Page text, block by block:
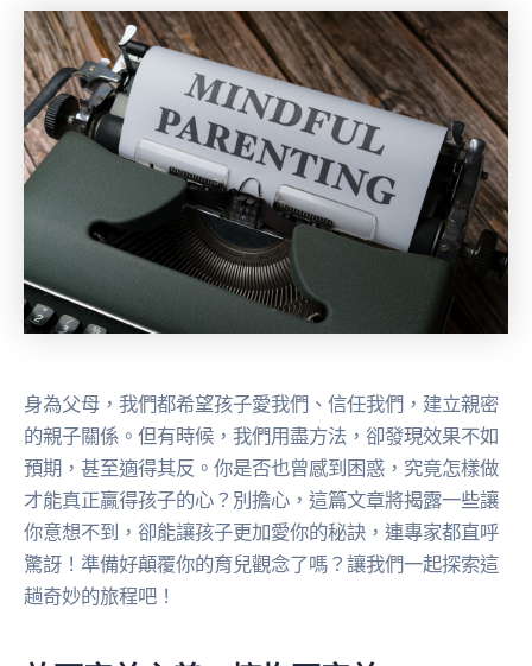
身為父母，我們都希望孩子愛我們、信任我們，建立親密
的親子關係。但有時候，我們用盡方法，卻發現效果不如
預期，甚至適得其反。你是否也曾感到困惑，究竟怎樣做
才能真正贏得孩子的心？別擔心，這篇文章將揭露一些讓
你意想不到，卻能讓孩子更加愛你的秘訣，連專家都直呼
驚訝！準備好顛覆你的育兒觀念了嗎？讓我們一起探索這
趟奇妙的旅程吧！